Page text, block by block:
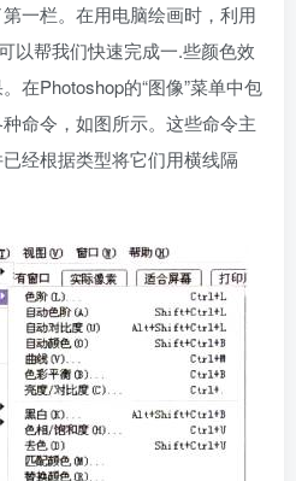
一栏。在用电脑绘画时，利用
以帮我们快速完成一.些颜色效
在Photoshop的“图像”菜单中包
命令，如图所示。这些命令主
经根据类型将它们用横线隔